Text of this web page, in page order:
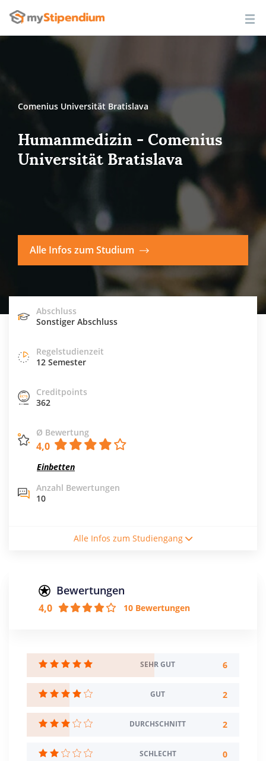
Comenius Universität Bratislava
Humanmedizin - Comenius
Universität Bratislava
Alle Infos zum Studium
Abschluss
Sonstiger Abschluss
Regelstudienzeit
12 Semester
Creditpoints
362
Ø Bewertung
4,0
Einbetten
Anzahl Bewertungen
10
Abschluss
Eignungsprüfung
Creditpoints
362
Regelstudienzeit
Alle Infos zum Studiengang
Bewertungen
4,0 10 Bewertungen
SEHR GUT 6
GUT 2
DURCHSCHNITT 2
SCHLECHT 0